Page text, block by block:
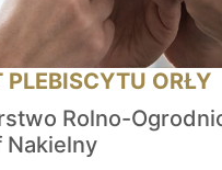
PLEBISCYTU ORŁY
Rolno-
Nakielny